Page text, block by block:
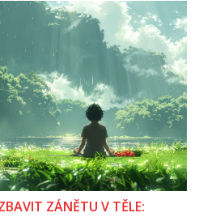
ZÁNĚTU V TĚLE: